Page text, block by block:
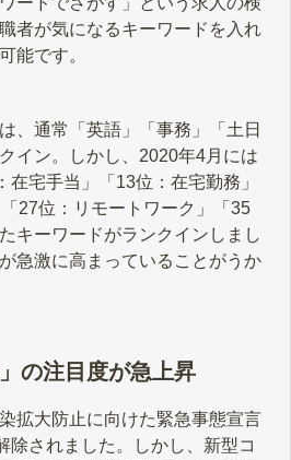
者が気になるキーワードを入れ
能です。
、通常「英語」「事務」「土日
イン。しかし、2020年4月には
在宅手当」「13位：在宅勤務」
27位：リモートワーク」「35
キーワードがランクインしまし
急激に高まっていることがうか
の注目度が急上昇
拡大防止に向けた緊急事態宣言
除されました。しかし、新型コ